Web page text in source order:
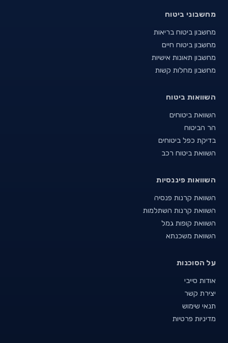
מחשבוני ביטוח
מחשבון ביטוח בריאות
מחשבון ביטוח חיים
מחשבון תאונות אישיות
מחשבון מחלות קשות
השוואות ביטוח
השוואת ביטוחים
הר הביטוח
בדיקת כפל ביטוחים
השוואת ביטוח רכב
השוואות פיננסיות
השוואת קרנות פנסיה
השוואת קרנות השתלמות
השוואת קופות גמל
השוואת משכנתא
על הסוכנות
אודות סייבי
יצירת קשר
תנאי שימוש
מדיניות פרטיות